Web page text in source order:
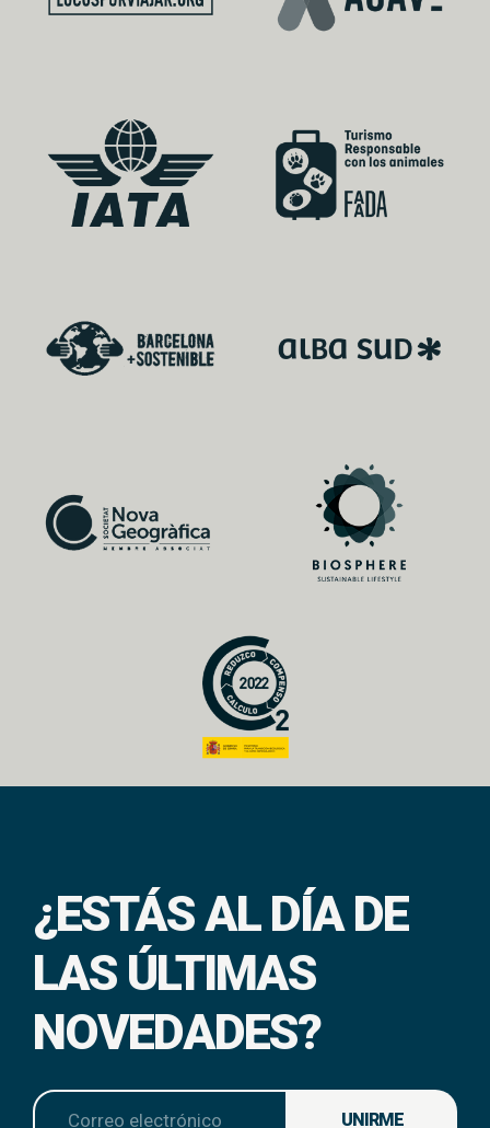
¿ESTÁS AL DÍA DE
LAS ÚLTIMAS
NOVEDADES?
UNIRME